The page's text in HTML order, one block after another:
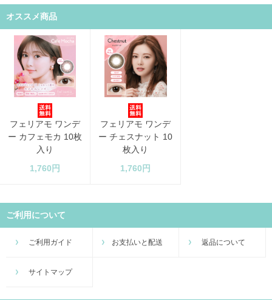
オススメ商品
フェリアモ ワンデ
ー カフェモカ 10枚
入り
1,760円
フェリアモ ワンデ
ー チェスナット 10
枚入り
1,760円
ご利用について
ご利用ガイド お支払いと配送 返品について
サイトマップ